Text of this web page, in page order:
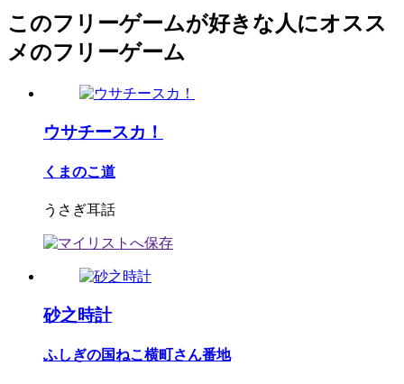
このフリーゲームが好きな人にオスス
メのフリーゲーム
ウサチースカ！
くまのこ道
うさぎ耳話
砂之時計
ふしぎの国ねこ横町さん番地